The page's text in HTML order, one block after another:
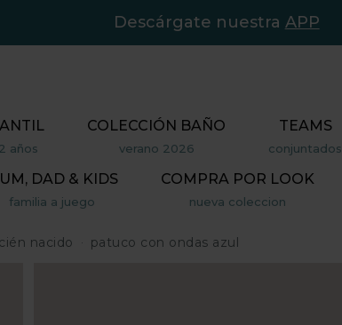
Descárgate nuestra APP
años
COLECCIÓN BAÑO
verano 2026
TEAMS
conjuntados
DAD & KIDS
familia a juego
COMPRA POR LOOK
nueva coleccion
nacido patuco con ondas azul